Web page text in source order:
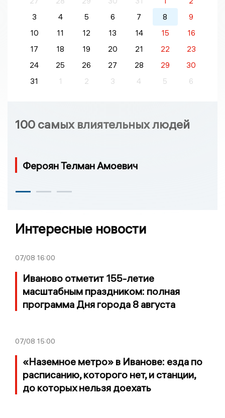
3
4 5 6 7 8
9
10
11 12 13 14 15
16
17
18 19 20 21 22
23
24
25 26 27 28 29
30
31
1 2 3 4 5 6
100 самых влиятельных людей
Фероян Телман Амоевич
Интересные новости
07/08 16:00
Иваново отметит 155-летие
масштабным праздником: полная
программа Дня города 8 августа
07/08 15:00
«Наземное метро» в Иванове: езда по
расписанию, которого нет, и станции,
до которых нельзя доехать